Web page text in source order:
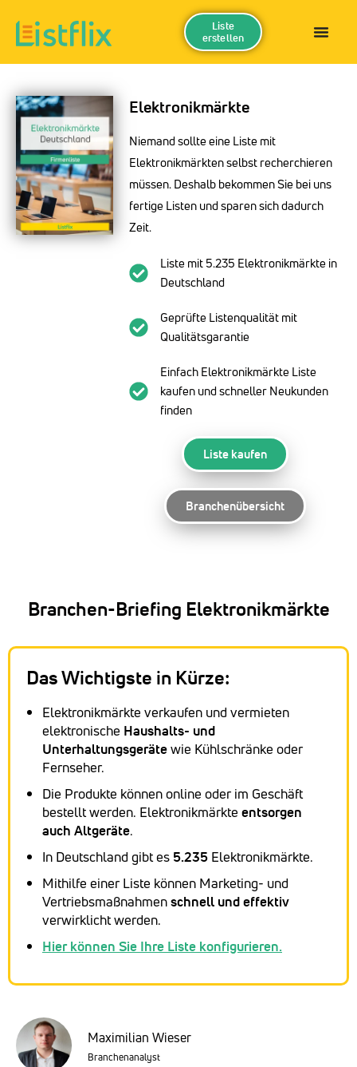
Liste
erstellen
Elektronikmärkte
Niemand sollte eine Liste mit
Elektronikmärkten selbst recherchieren
müssen. Deshalb bekommen Sie bei uns
fertige Listen und sparen sich dadurch
Zeit.
Liste mit 5.235 Elektronikmärkte in
Deutschland
Geprüfte Listenqualität mit
Qualitätsgarantie
Einfach Elektronikmärkte Liste
kaufen und schneller Neukunden
finden
Liste kaufen
Branchenübersicht
Branchen-Briefing Elektronikmärkte
Das Wichtigste in Kürze:
Elektronikmärkte verkaufen und vermieten
elektronische Haushalts- und
Unterhaltungsgerätewie Kühlschränke oder
Fernseher.
Die Produkte können online oder im Geschäft
bestellt werden. Elektronikmärkte entsorgen
auch Altgeräte.
In Deutschland gibt es 5.235 Elektronikmärkte.
Mithilfe einer Liste können Marketing- und
Vertriebsmaßnahmenschnell und effektiv
verwirklicht werden.
Hier können Sie Ihre Liste konfigurieren.
Maximilian Wieser
Branchenanalyst